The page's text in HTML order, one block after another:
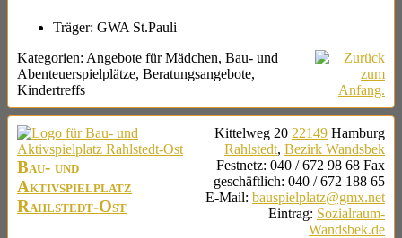
Träger: GWA St.Pauli
Kategorien: Angebote für Mädchen, Bau- und
Abenteuerspielplätze, Beratungsangebote,
Kindertreffs
Bau- und
Aktivspielplatz
Rahlstedt-Ost
Kittelweg 20 22149 Hamburg
Rahlstedt, Bezirk Wandsbek
Festnetz: 040 / 672 98 68 Fax
geschäftlich: 040 / 672 188 65
E-Mail: bauspielplatz@gmx.net
Eintrag: Sozialraum-
Wandsbek.de